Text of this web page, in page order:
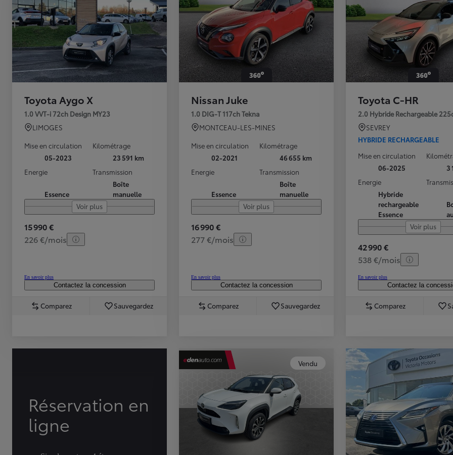
TOYOTA C-HR
Toyota Aygo X
1.0 VVT-i 72ch Design MY23
LIMOGES
Mise en circulation
05-2023
Kilométrage
23 591 km
Energie
Essence
Transmission
Boîte
manuelle
Voir plus
15 990 €
226 €/mois
En savoir plus
Contactez la concession
Comparez Sauvegardez
Nissan Juke
1.0 DIG-T 117ch Tekna
MONTCEAU-LES-MINES
Mise en circulation
02-2021
Kilométrage
46 655 km
Energie
Essence
Transmission
Boîte
manuelle
Voir plus
16 990 €
277 €/mois
En savoir plus
Contactez la concession
Comparez Sauvegardez
Toyota C-HR
2.0 Hybride Rechargeable
SEVREY
HYBRIDE RECHARGEABLE
Mise en circulation
06-2025
3
Energie
Hybride
rechargeable
Essence
Voir plus
42 990 €
538 €/mois
En savoir plus
Contactez la
Comparez
Réservation en
ligne
Vendu